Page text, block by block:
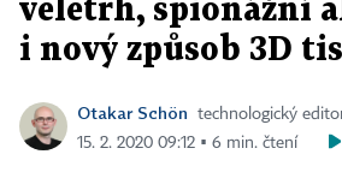
veletrh, špionážní
i nový způsob 3D
Otakar Schön
technologický
15. 2. 2020 09:12 ▪ 6 min. čtení